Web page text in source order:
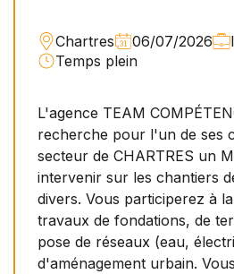
Chartres 06/07/2026
Temps plein
L'agence TEAM
recherche pour l'un de ses
secteur de CHARTRES un
intervenir sur les chantiers
divers. Vous participerez à
travaux de fondations, de
pose de réseaux (eau,
d'aménagement urbain.